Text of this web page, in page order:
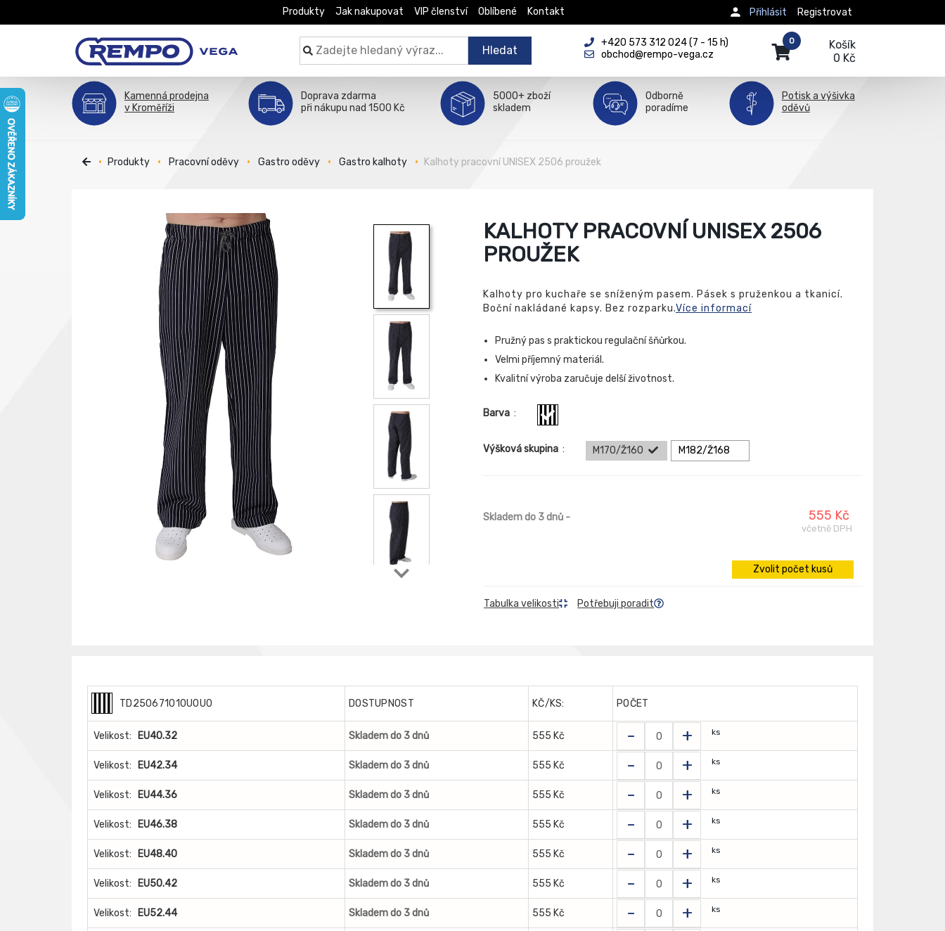
Produkty Jak nakupovat VIP členství Oblíbené Kontakt Registrovat
Přihlásit
Hledat
+420 573 312 024 (7 - 15 h)
obchod@rempo-vega.cz
Košík
0 Kč
0
Kamenná prodejna
v Kroměříži
Doprava zdarma
při nákupu nad 1500 Kč
5000+ zboží
skladem
Odborně
poradíme
Potisk a výšivka
oděvů
Produkty Pracovní oděvy Gastro oděvy Gastro kalhoty Kalhoty pracovní UNISEX 2506 proužek
KALHOTY PRACOVNÍ UNISEX 2506
PROUŽEK
Kalhoty pro kuchaře se sníženým pasem. Pásek s pruženkou a tkanicí.
Boční nakládané kapsy. Bez rozparku.Více informací
Pružný pas s praktickou regulační šňůrkou.
Velmi příjemný materiál.
Kvalitní výroba zaručuje delší životnost.
Barva :
Výšková skupina : M170/Ž160 M182/Ž168
Skladem do 3 dnů - 555 Kč
včetně DPH
Zvolit počet kusů
Tabulka velikosti Potřebuji poradit
TD250671010U0U0 DOSTUPNOST KČ/KS: POČET
Velikost: EU40.32 Skladem do 3 dnů 555 Kč - + ks
Velikost: EU42.34 Skladem do 3 dnů 555 Kč - + ks
Velikost: EU44.36 Skladem do 3 dnů 555 Kč - + ks
Velikost: EU46.38 Skladem do 3 dnů 555 Kč - + ks
Velikost: EU48.40 Skladem do 3 dnů 555 Kč - + ks
Velikost: EU50.42 Skladem do 3 dnů 555 Kč - + ks
Velikost: EU52.44 Skladem do 3 dnů 555 Kč - + ks